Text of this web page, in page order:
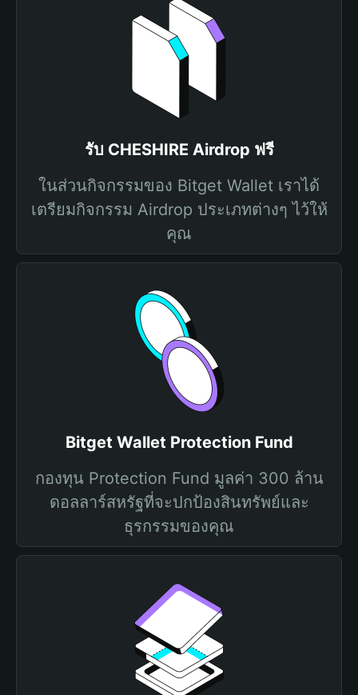
รับ CHESHIRE Airdrop ฟรี
ในส่วนกิจกรรมของ Bitget Wallet เราได้
เตรียมกิจกรรม Airdrop ประเภทต่างๆ ไว้ให้
คุณ
Bitget Wallet Protection Fund
กองทุน Protection Fund มูลค่า 300 ล้าน
ดอลลาร์สหรัฐที่จะปกป้องสินทรัพย์และ
ธุรกรรมของคุณ